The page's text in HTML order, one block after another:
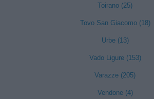
Toirano (25)
Tovo San Giacomo (18)
Urbe (13)
Vado Ligure (153)
Varazze (205)
Vendone (4)